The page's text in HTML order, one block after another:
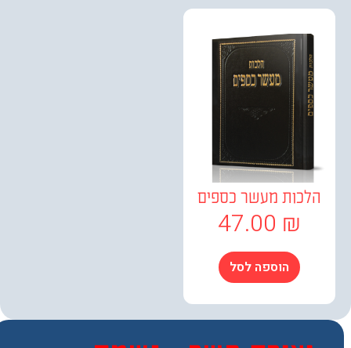
מעשר כספים
47.00
הוספה לסל